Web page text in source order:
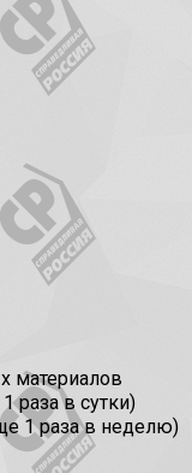
материалов
раза в сутки)
1 раза в неделю)